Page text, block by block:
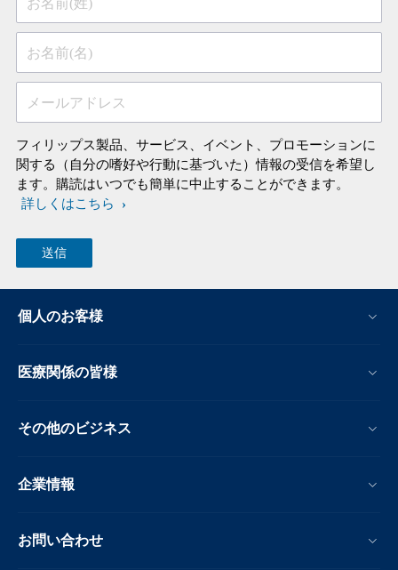
お名前(姓)
お名前(名)
メールアドレス
フィリップス製品、サービス、イベント、プロモーションに
関する（自分の嗜好や行動に基づいた）情報の受信を希望し
ます。購読はいつでも簡単に中止することができます。
詳しくはこちら
個人のお客様
医療関係の皆様
その他のビジネス
企業情報
お問い合わせ